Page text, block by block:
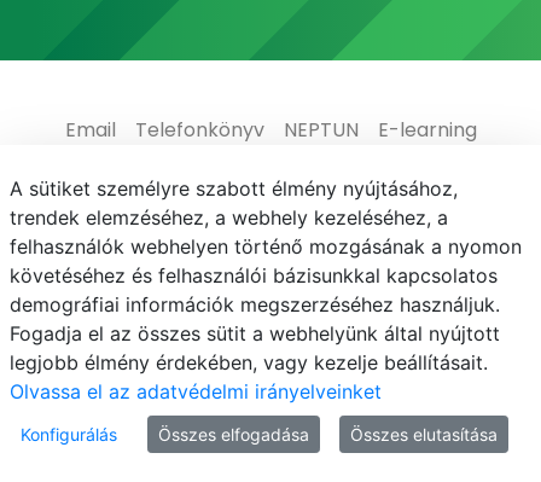
Email Telefonkönyv NEPTUN
E-learning
Médiaközpont
Informatikai Igazgatóság
Adatvédelem
© MATE 2021
A sütiket személyre szabott élmény nyújtásához,
trendek elemzéséhez, a webhely kezeléséhez, a
felhasználók webhelyen történő mozgásának a nyomon
követéséhez és felhasználói bázisunkkal kapcsolatos
demográfiai információk megszerzéséhez használjuk.
Fogadja el az összes sütit a webhelyünk által nyújtott
legjobb élmény érdekében, vagy kezelje beállításait.
Olvassa el az adatvédelmi irányelveinket
Konfigurálás Összes elfogadása Összes elutasítása